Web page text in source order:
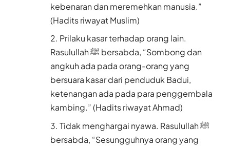
kebenaran dan meremehkan manusia.”
(Hadits riwayat Muslim)
Prilaku kasar terhadap orang lain.
Rasulullah ﷺ bersabda, “Sombong dan
angkuh ada pada orang-orang yang
bersuara kasar dari penduduk Badui,
ketenangan ada pada para penggembala
kambing.” (Hadits riwayat Ahmad)
Tidak menghargai nyawa. Rasulullah ﷺ
bersabda, “Sesungguhnya orang yang